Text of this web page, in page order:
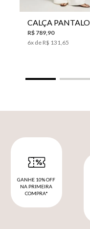
R$ 789,90
6x de R$ 131,65
GANHE 10% OFF
NA PRIMEIRA
COMPRA*